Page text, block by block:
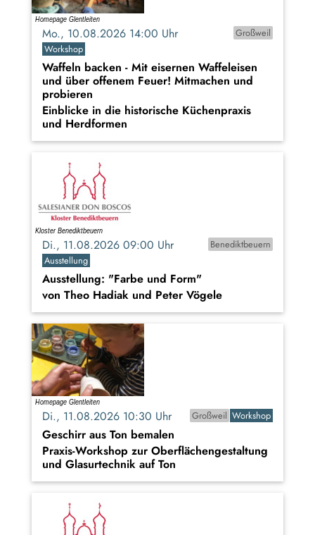
Mo., 10.08.2026 14:00 Uhr
Großweil
Workshop
Waffeln backen - Mit eisernen Waffeleisen
und über offenem Feuer! Mitmachen und
probieren
Einblicke in die historische Küchenpraxis
und Herdformen
Di., 11.08.2026 09:00 Uhr
Benediktbeuern
Ausstellung
Ausstellung: "Farbe und Form"
von Theo Hadiak und Peter Vögele
Di., 11.08.2026 10:30 Uhr Großweil Workshop
Geschirr aus Ton bemalen
Praxis-Workshop zur Oberflächengestaltung
und Glasurtechnik auf Ton